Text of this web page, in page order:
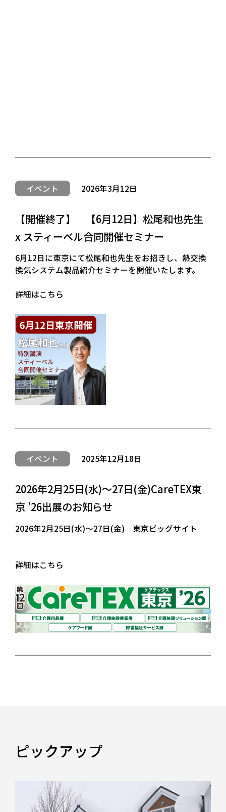
イベント 2026年3月12日
【開催終了】 【6月12日】松尾和也先生
x スティーベル合同開催セミナー
6月12日に東京にて松尾和也先生をお招きし、熱交換
換気システム製品紹介セミナーを開催いたします。
詳細はこちら
イベント 2025年12月18日
2026年2月25日(水)～27日(金)CareTEX東
京 '26出展のお知らせ
2026年2月25日(水)～27日(金) 東京ビッグサイト
詳細はこちら
ピックアップ